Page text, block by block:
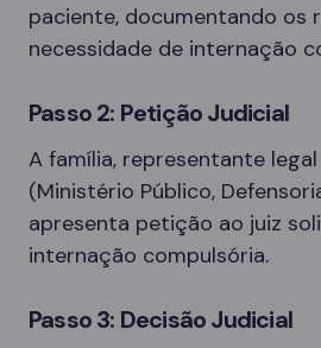
paciente, documentando os
necessidade de internação
Passo 2: Petição Judicial
A família, representante
(Ministério Público,
apresenta petição ao juiz
internação compulsória.
Passo 3: Decisão Judicial